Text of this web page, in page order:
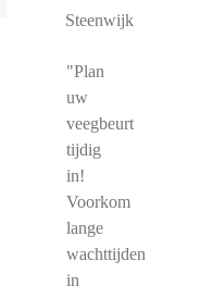
Steenwijk
"Plan
uw
veegbeurt
tijdig
in!
Voorkom
lange
wachttijden
in